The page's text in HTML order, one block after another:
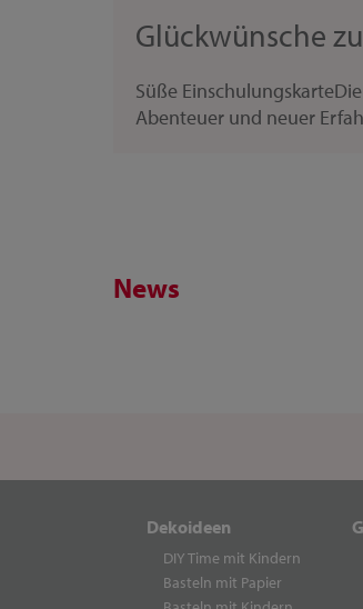
Glückwünsche
Süße
Abenteuer und neuer
News
Dekoideen
DIY Time mit Kindern
Basteln mit Papier